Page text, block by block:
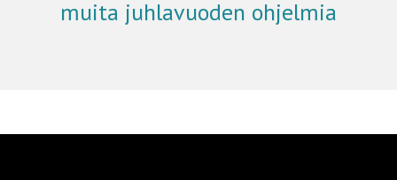
muita juhlavuoden ohjelmia